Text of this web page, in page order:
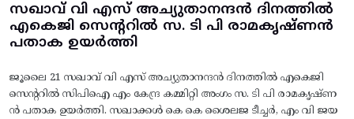
സഖാവ് വി എസ് അച്യുതാനന്ദൻ ദിനത്തിൽ
എകെജി സെന്ററിൽ സ. ടി പി രാമകൃഷ്‌ണൻ
പതാക ഉയർത്തി
ജൂലൈ 21 സഖാവ് വി എസ് അച്യുതാനന്ദൻ ദിനത്തിൽ എകെജി
സെന്ററിൽ സിപിഐ എം കേന്ദ്ര കമ്മിറ്റി അംഗം സ. ടി പി രാമകൃഷ്‌ണ
ൻ പതാക ഉയർത്തി. സഖാക്കൾ കെ കെ ശൈലജ ടീച്ചർ, എം വി ജയ